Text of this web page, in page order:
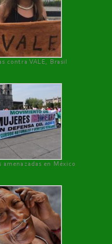
contra VALE, Brasil
amenazadas en México